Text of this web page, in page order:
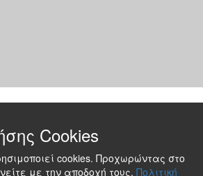
Cookies
cookies. Προχωρώντας στο
με την αποδοχή τους. Πολιτική